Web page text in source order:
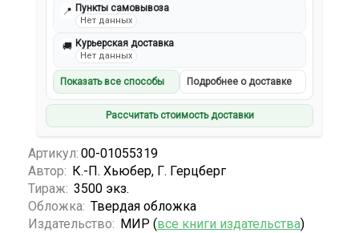
📍 Пункты самовывоза
Нет данных
🚚 Курьерская доставка
Нет данных
Показать все способы Подробнее о доставке
Рассчитать стоимость доставки
Артикул: 00-01055319
Автор: К.-П. Хьюбер, Г. Герцберг
Тираж: 3500 экз.
Обложка: Твердая обложка
Издательство: МИР (все книги издательства)